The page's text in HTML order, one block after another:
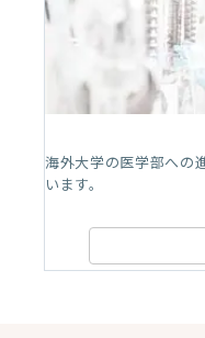
海外大学の医学部への
います。